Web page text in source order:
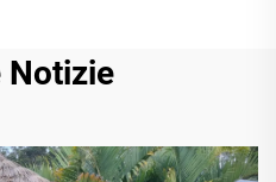
Notizie